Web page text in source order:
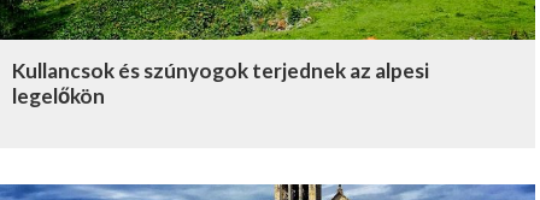
Kullancsok és szúnyogok terjednek az alpesi
legelőkön